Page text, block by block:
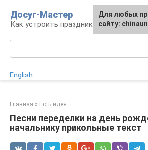
контенту
Досуг-Мастер
Как устроить праздник
English
Главная » Есть идея
Песни переделки на день
начальнику прикольные текст
Для любых
сайту:
Для любых
сайту: